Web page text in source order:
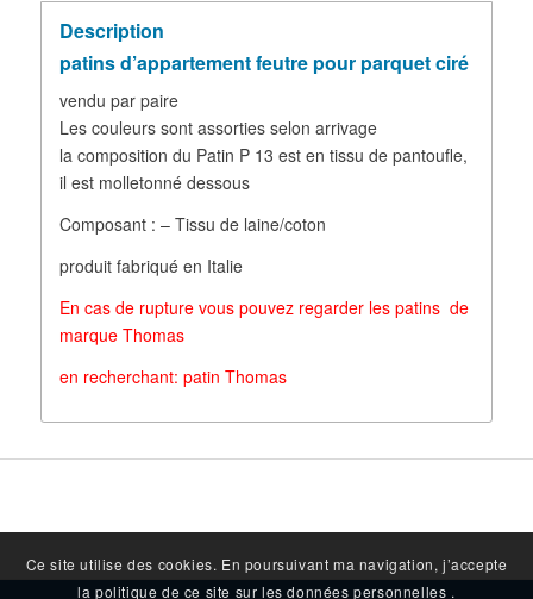
Description
patins d’appartement feutre pour parquet ciré
vendu par paire
Les couleurs sont assorties selon arrivage
la composition du Patin P 13 est en tissu de pantoufle,
il est molletonné dessous
Composant : – Tissu de laine/coton
produit fabriqué en Italie
En cas de rupture vous pouvez regarder les patins de
marque Thomas
en recherchant: patin Thomas
Ce site utilise des cookies. En poursuivant ma navigation, j’accepte
la politique de ce site sur les données personnelles .